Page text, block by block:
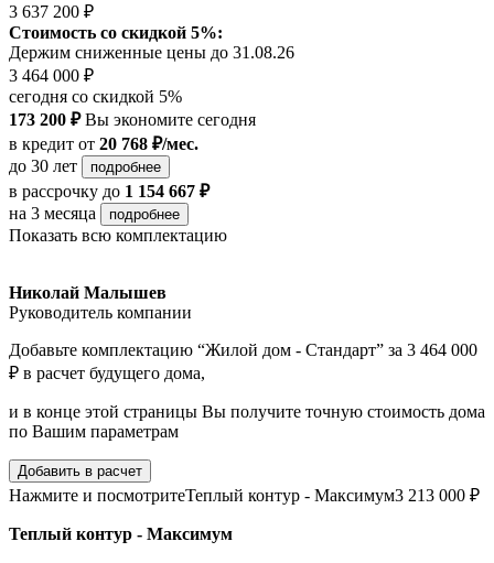
3 637 200 ₽
Стоимость со скидкой 5%:
Держим сниженные цены до 31.08.26
3 464 000 ₽
сегодня со скидкой 5%
173 200 ₽Вы экономите сегодня
в кредит от 20 768 ₽/мес.
до 30 лет
подробнее
в рассрочку до 1 154 667 ₽
на 3 месяца
подробнее
Показать всю комплектацию
Николай Малышев
Руководитель компании
Добавьте комплектацию “Жилой дом - Стандарт” за 3 464 000
₽ в расчет будущего дома,
и в конце этой страницы Вы получите точную стоимость дома
по Вашим параметрам
Добавить в расчет
Нажмите и посмотритеТеплый контур - Максимум3 213 000 ₽
Теплый контур - Максимум